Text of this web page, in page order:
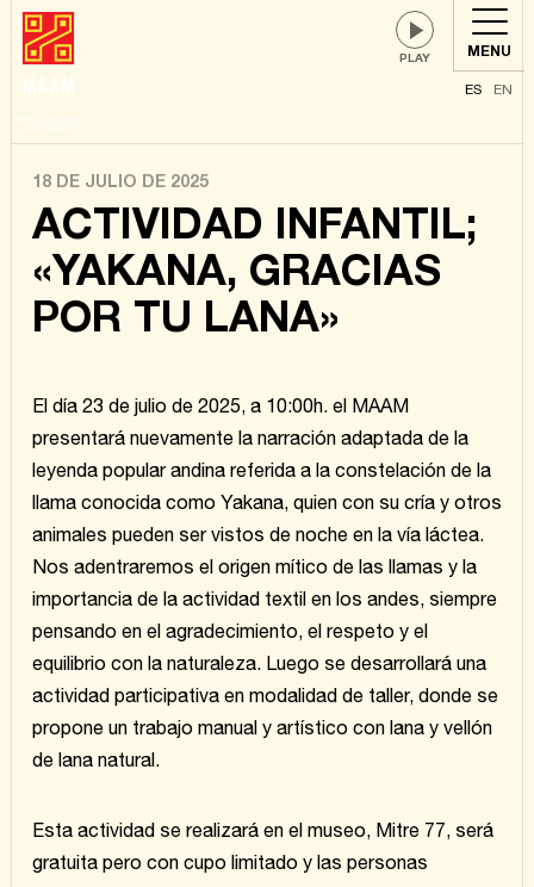
MENU
ES EN
18 DE JULIO DE 2025
ACTIVIDAD INFANTIL;
«YAKANA, GRACIAS
POR TU LANA»
El día 23 de julio de 2025, a 10:00h. el MAAM
presentará nuevamente la narración adaptada de la
leyenda popular andina referida a la constelación de la
llama conocida como Yakana, quien con su cría y otros
animales pueden ser vistos de noche en la vía láctea.
Nos adentraremos el origen mítico de las llamas y la
importancia de la actividad textil en los andes, siempre
pensando en el agradecimiento, el respeto y el
equilibrio con la naturaleza. Luego se desarrollará una
actividad participativa en modalidad de taller, donde se
propone un trabajo manual y artístico con lana y vellón
de lana natural.
Esta actividad se realizará en el museo, Mitre 77, será
gratuita pero con cupo limitado y las personas